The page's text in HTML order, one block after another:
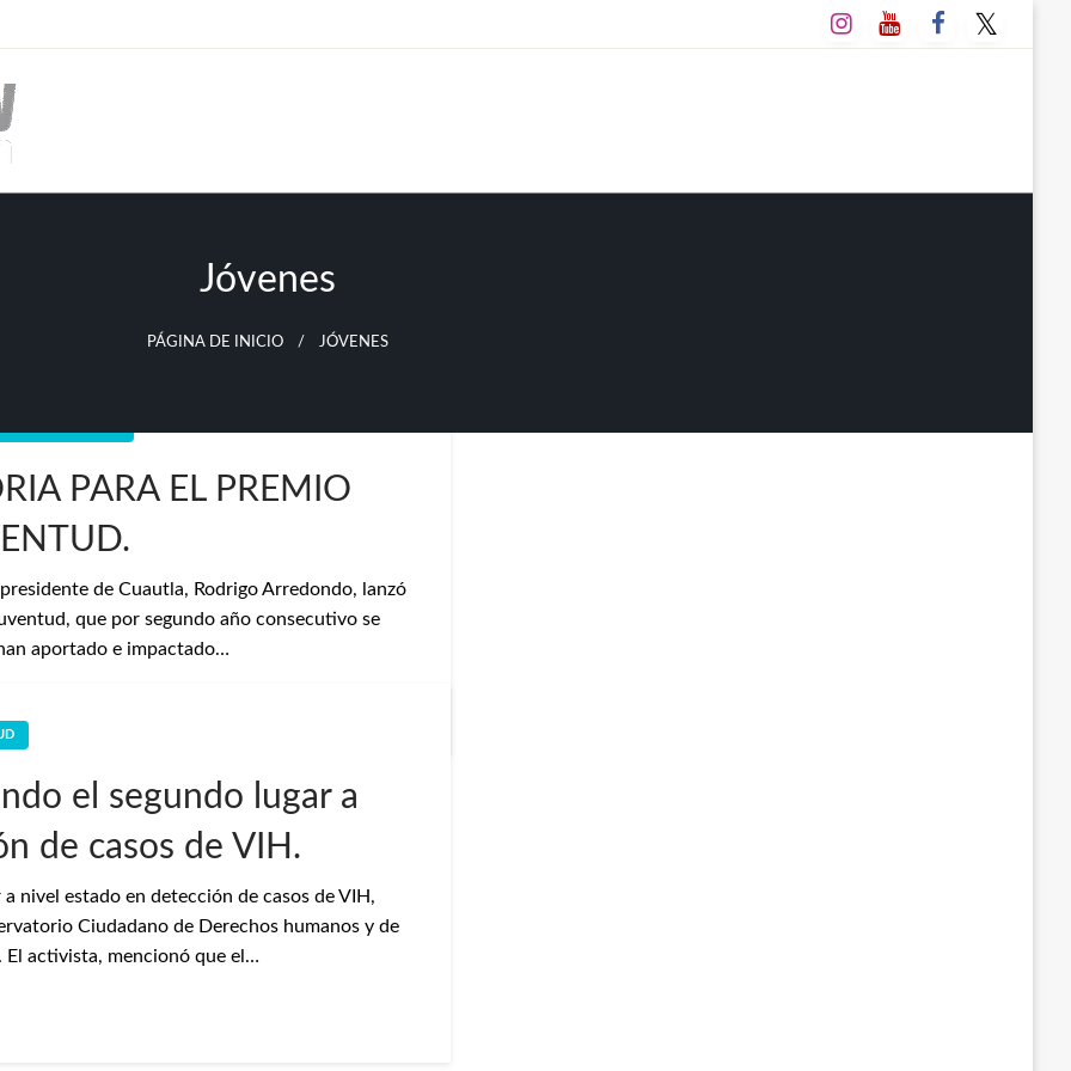
Jóvenes
PÁGINA DE INICIO JÓVENES
PARA EL PREMIO
de Cuautla, Rodrigo Arredondo, lanzó
que por segundo año consecutivo se
aportado e impactado…
el segundo lugar a
de casos de VIH.
nivel estado en detección de casos de VIH,
Ciudadano de Derechos humanos y de
El activista, mencionó que el…